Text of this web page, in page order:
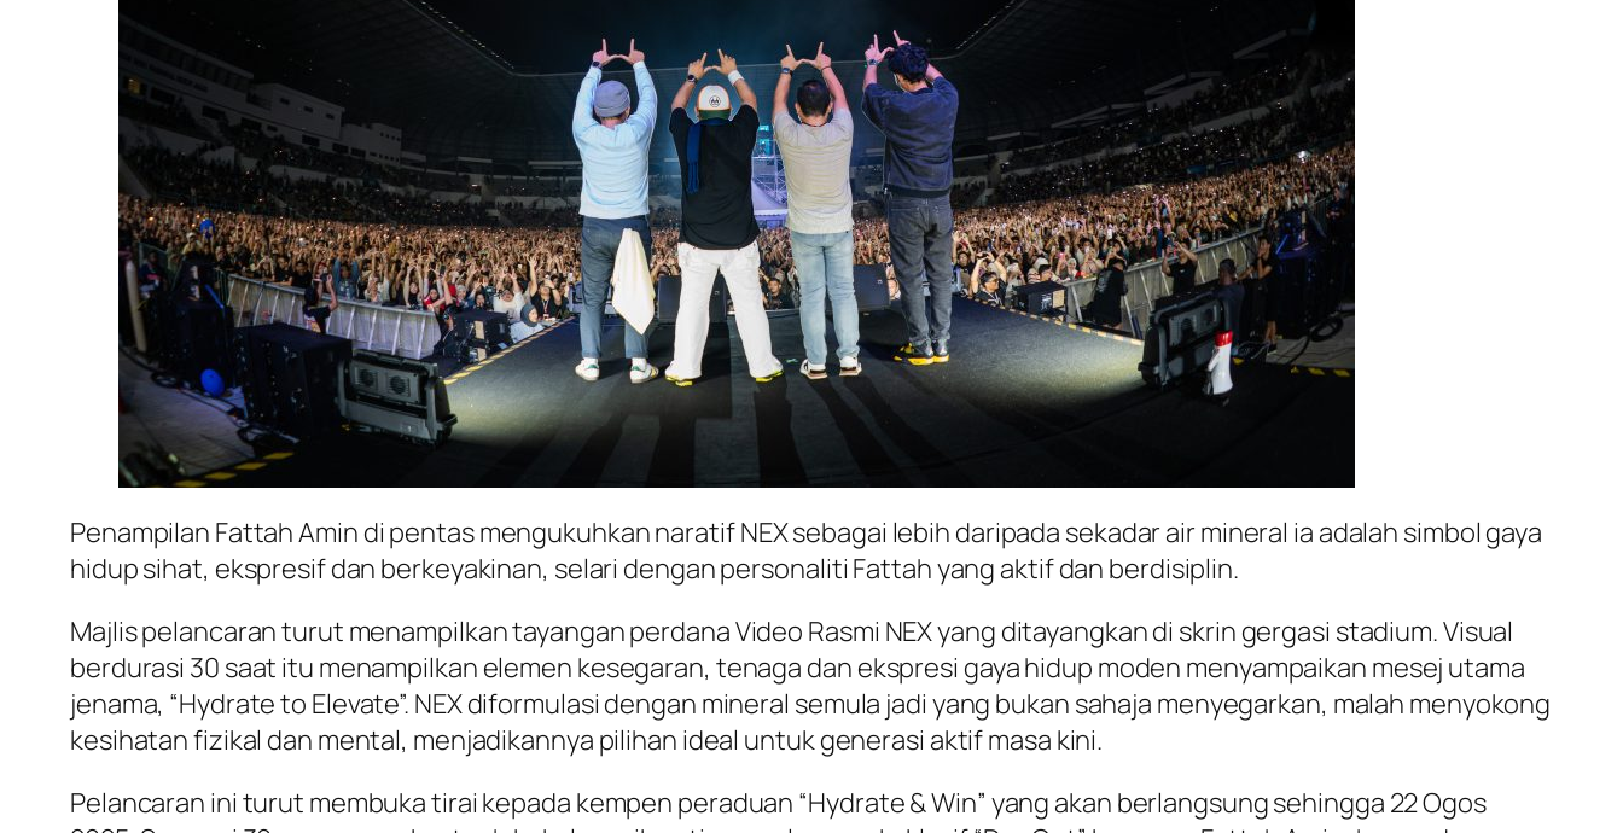
Penampilan Fattah Amin di pentas mengukuhkan naratif NEX sebagai lebih daripada sekadar air mineral ia adalah simbol gaya
hidup sihat, ekspresif dan berkeyakinan, selari dengan personaliti Fattah yang aktif dan berdisiplin.
Majlis pelancaran turut menampilkan tayangan perdana Video Rasmi NEX yang ditayangkan di skrin gergasi stadium. Visual
berdurasi 30 saat itu menampilkan elemen kesegaran, tenaga dan ekspresi gaya hidup moden menyampaikan mesej utama
jenama, “Hydrate to Elevate”. NEX diformulasi dengan mineral semula jadi yang bukan sahaja menyegarkan, malah menyokong
kesihatan fizikal dan mental, menjadikannya pilihan ideal untuk generasi aktif masa kini.
Pelancaran ini turut membuka tirai kepada kempen peraduan “Hydrate & Win” yang akan berlangsung sehingga 22 Ogos